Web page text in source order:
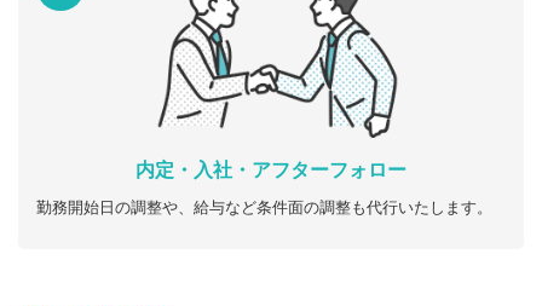
内定・入社・アフターフォロー
勤務開始日の調整や、給与など条件面の調整も代行いたします。